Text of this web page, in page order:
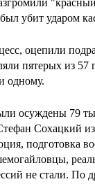
убит ударом
оцепили
пятерых из
одному.
осуждены 79
Сохацкий
подготовка
не стали. По